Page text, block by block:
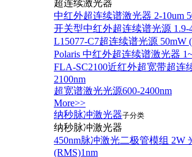
超连续激光器
中红外超连续谱激光器 2-10um
开关型中红外超连续谱光源 1.9-
L15077-C7超连续谱光源 50mW
Polaris 中红外超连续谱激光器
FLA-SC2100近红外超宽带超连
2100nm
超宽谱激光光源600-2400nm
More>>
纳秒脉冲激光器子分类
纳秒脉冲激光器
450nm脉冲激光二极管模组 2W
(RMS)1nm